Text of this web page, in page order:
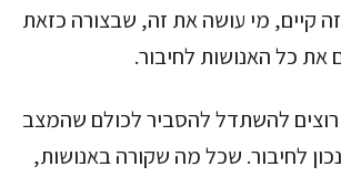
קיים, מי עושה את זה, שבצורה כזאת
את כל האנושות לחיבור.
רוצים להשתדל להסביר לכולם שהמצב
לחיבור. שכל מה שקורה באנושות,